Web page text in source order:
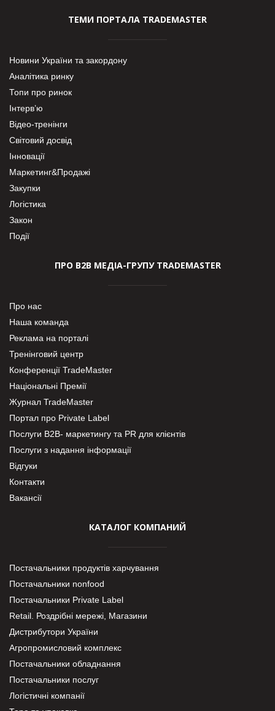
ТЕМИ ПОРТАЛА TRADEMASTER
Новини України та закордону
Аналітика ринку
Топи про ринок
Інтерв’ю
Відео-тренінги
Світовий досвід
Інновації
Маркетинг&Продажі
Закупки
Логістика
Закон
Події
ПРО В2В МЕДІА-ГРУПУ TRADEMASTER
Про нас
Наша команда
Реклама на порталі
Тренінговий центр
Конференції TradeMaster
Національні Премії
Журнал TradeMaster
Портал про Private Label
Послуги В2В- маркетингу та PR для клієнтів
Послуги з надання інформації
Відгуки
Контакти
Вакансії
КАТАЛОГ КОМПАНИЙ
Постачальники продуктів харчування
Постачальники nonfood
Постачальники Private Label
Retail. Роздрібні мережі, Магазини
Дистрибутори України
Агропромисловий комплекс
Постачальники обладнання
Постачальники послуг
Логістичні компанії